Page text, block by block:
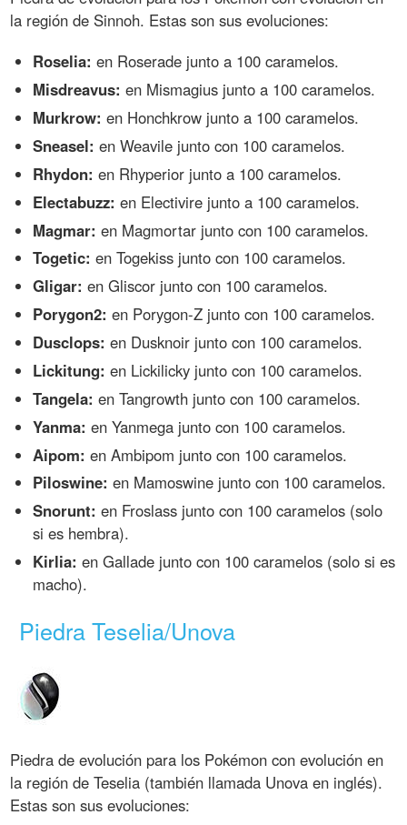
la región de Sinnoh. Estas son sus evoluciones:
Roselia: en Roserade junto a 100 caramelos.
Misdreavus: en Mismagius junto a 100 caramelos.
Murkrow: en Honchkrow junto a 100 caramelos.
Sneasel: en Weavile junto con 100 caramelos.
Rhydon: en Rhyperior junto a 100 caramelos.
Electabuzz: en Electivire junto a 100 caramelos.
Magmar: en Magmortar junto con 100 caramelos.
Togetic: en Togekiss junto con 100 caramelos.
Gligar: en Gliscor junto con 100 caramelos.
Porygon2: en Porygon-Z junto con 100 caramelos.
Dusclops: en Dusknoir junto con 100 caramelos.
Lickitung: en Lickilicky junto con 100 caramelos.
Tangela: en Tangrowth junto con 100 caramelos.
Yanma: en Yanmega junto con 100 caramelos.
Aipom: en Ambipom junto con 100 caramelos.
Piloswine: en Mamoswine junto con 100 caramelos.
Snorunt: en Froslass junto con 100 caramelos (solo
si es hembra).
Kirlia: en Gallade junto con 100 caramelos (solo si es
macho).
Piedra Teselia/Unova
Piedra de evolución para los Pokémon con evolución en
la región de Teselia (también llamada Unova en inglés).
Estas son sus evoluciones: